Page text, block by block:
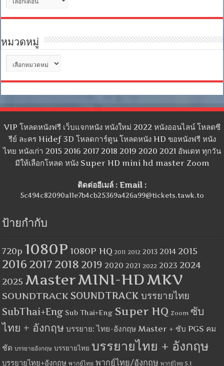
เก็บ
หมวดหมู่
หมู่
VIP โหลดหนังฟรี เว็บแจกหนัง หนังใหม่ 2022 หนังออนไลน์ โหลดซี
รีย์ ละคร Hidef 3D โหลดการ์ตูน โหลดหนัง HD ขอหนังฟรี หนัง
ไทย หนังเก่า 2015 2016 2017 2018 2019 2020 2021 อัพเดท ทุกวัน
มีให้เลือกโหลด หนัง Super HD mini hd master Zoom
ติดต่ออีเมล์ : Email :
5c494c82090a11e7b4cb25369a426a99@tickets.tawk.to
ป้ายกำกับ
720p 1080P 1080P HQ 2011 2012 2013 2014 2015
2016 2017 2018 2019 2020 2021 2022 2023 2024
2025 MasterMINI-HDMKV
SOUNDTRACK SOUNDTRACK บรรยายไทย
SubThai+Eng Sub Thai+Eng Super HQ Zoom ซับ
ไทย + อังกฤษ บรรยาย: ไทย-อังกฤษ Master + ซับ PGS คม
ชัด บรรยายอังกฤษ บรรยายไทย บรรยายไทย + อังกฤษ
บรรยายไทย+อังกฤษ พากย์ไทย พากย์ไทย/อังกฤษ พากย์ไทย 5.1